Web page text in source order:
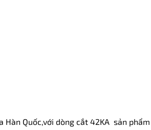
Quốc,với dòng cắt 42KA sản